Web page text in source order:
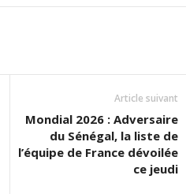
Article suivant
Mondial 2026 : Adversaire
du Sénégal, la liste de
l’équipe de France dévoilée
ce jeudi